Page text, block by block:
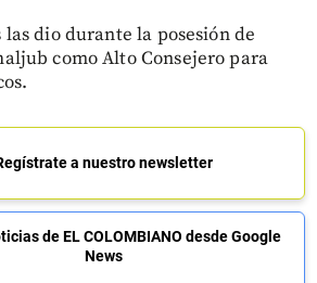
dio durante la posesión de
como Alto Consejero para
a nuestro newsletter
de EL COLOMBIANO desde Google
News